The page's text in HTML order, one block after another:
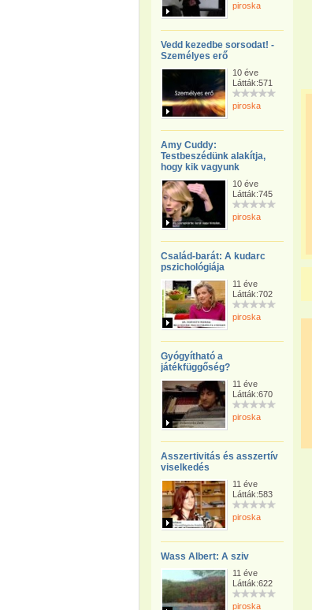
piroska
Vedd kezedbe sorsodat! -
Személyes erő
10 éve
Látták:571
piroska
Amy Cuddy:
Testbeszédünk alakítja,
hogy kik vagyunk
10 éve
Látták:745
piroska
Család-barát: A kudarc
pszichológiája
11 éve
Látták:702
piroska
Gyógyítható a
játékfüggőség?
11 éve
Látták:670
piroska
Asszertivitás és asszertív
viselkedés
11 éve
Látták:583
piroska
Wass Albert: A sziv
11 éve
Látták:622
piroska